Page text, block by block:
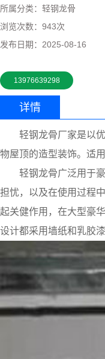
所属分类： 轻钢龙骨
浏览次数： 943次
发布日期： 2025-08-16
13976639298
详情
轻钢龙骨厂家是以
物屋顶的造型装饰。适
轻钢龙骨广泛用于
担忧，以及在使用过程
起关健作用，在大型豪
设计都采用墙纸和乳胶